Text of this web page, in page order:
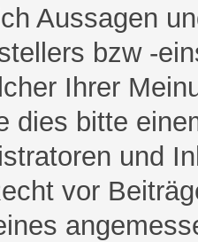
Aussagen
bzw -
Ihrer
dies bitte
und
vor